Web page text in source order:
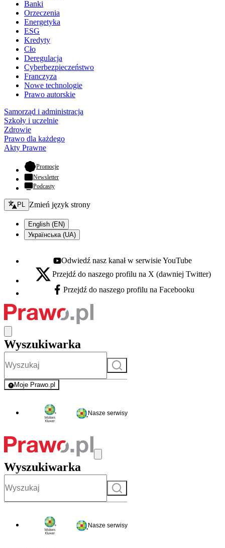
Banki
Orzeczenia
Energetyka
ESG
Kredyty
Cło
Deregulacja
Cyberbezpieczeństwo
Franczyza
Nowe technologie
Prawo autorskie
Samorząd i administracja
Szkoły i uczelnie
Zdrowie
Prawo dla każdego
Akty Prawne
Promocje- otwiera się w nowej karcie
Newsletter
Podcasty
Zmień język - bieżący:
PL Zmień język strony
English (EN)
Українська (UA)
Youtube - otwiera się w nowej karcie
Odwiedź nasz kanał w serwisie YouTube
X - otwiera się w nowej karcie
Przejdź do naszego profilu na X (dawniej Twitter)
Facebook - otwiera się w nowej karcie
Przejdź do naszego profilu na Facebooku
Wyszukiwarka
Szukaj
Moje Prawo.pl
- rejestracja i logowanie do serwisu
Nasze serwisy
Wyszukiwarka
Szukaj
Nasze serwisy